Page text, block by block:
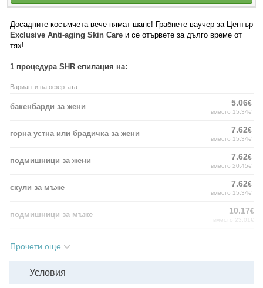
Досадните косъмчета вече нямат шанс! Грабнете ваучер за Център
Exclusive Anti-aging Skin Care и се отървете за дълго време от
тях!
1 процедура SHR епилация на:
Варианти на офертата:
бакенбарди за жени 5.06€
вместо 15.34€
горна устна или брадичка за жени 7.62€
вместо 15.34€
подмишници за жени 7.62€
вместо 20.45€
скули за мъже 7.62€
вместо 15.34€
подмишници за мъже 10.17€
вместо 23.01€
Повече за процедурата:
големи количества енергия, но с нисък интензитет. По този начин
Прочети още
Условия